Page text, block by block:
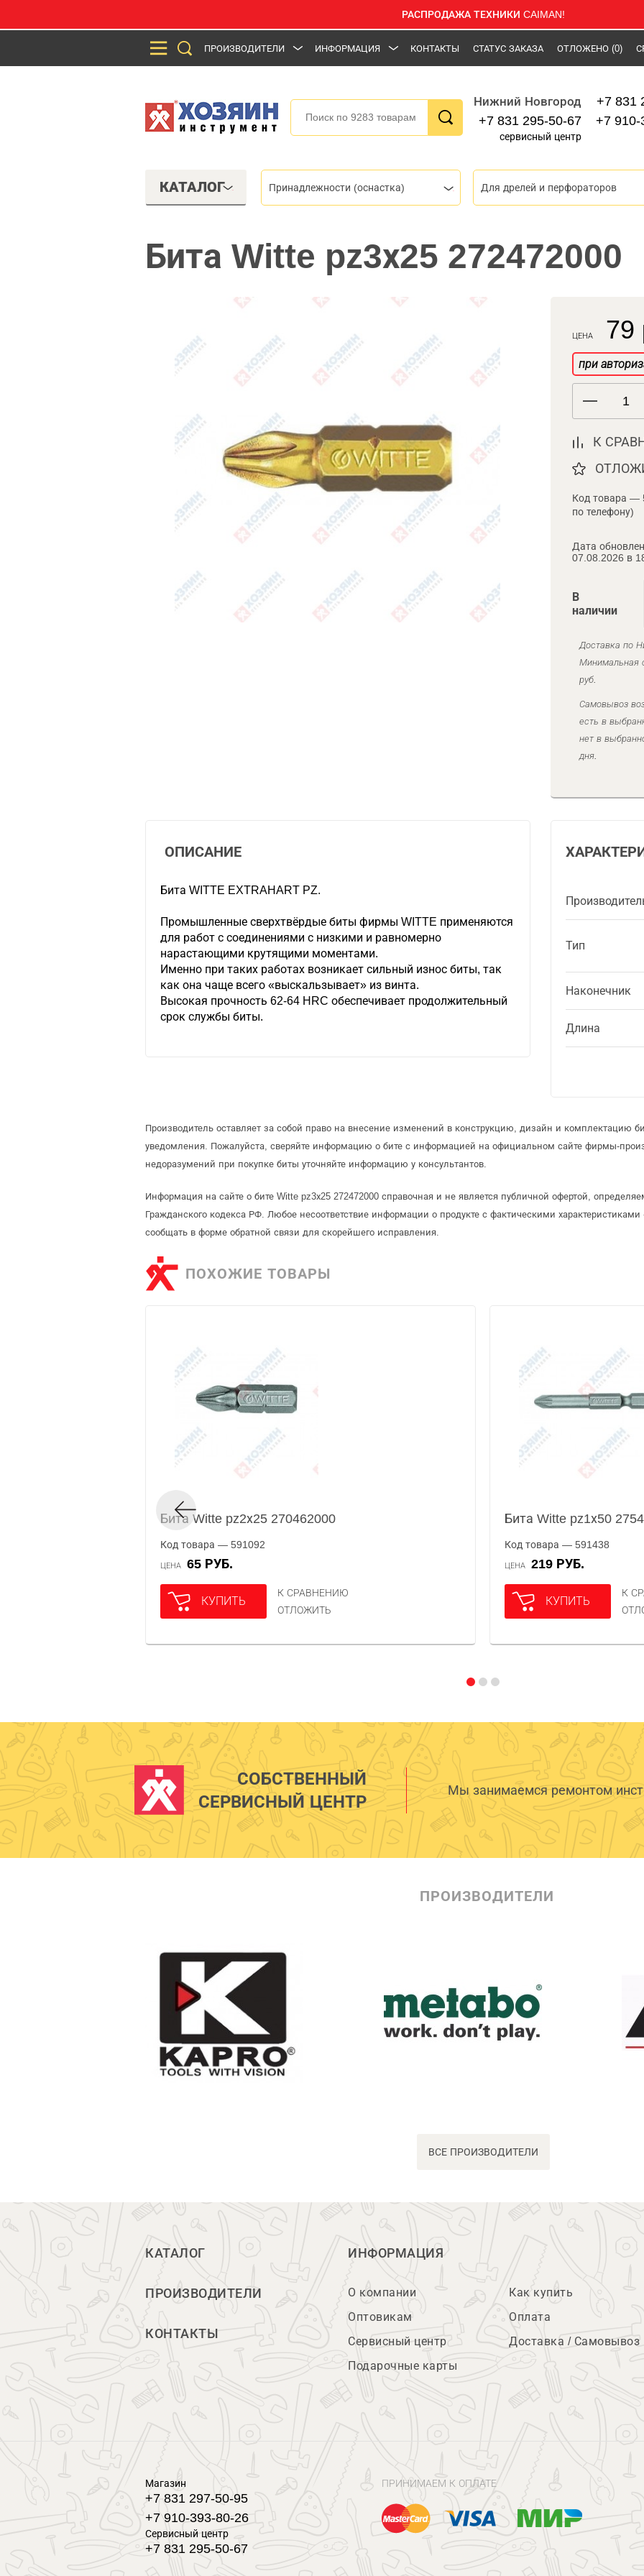
РАСПРОДАЖА ТЕХНИКИ CAIMAN!
ПРОИЗВОДИТЕЛИ ИНФОРМАЦИЯ КОНТАКТЫ СТАТУС ЗАКАЗА ОТЛОЖЕНО (0)
Нижний Новгород
+7 831 295-50-67
сервисный центр
+7 831
+7 910-
КАТАЛОГ Принадлежности (оснастка) Для дрелей и перфораторов
Бита Witte pz3х25 272472000
ЦЕНА 79
при
К
Код товара —
по телефону)
Дата
07.08.2026 в
В
наличии
Доставка по
Минимальная
руб.
Самовывоз
есть в
нет в
дня.
Тип
Наконечник
Длина
ОПИСАНИЕ
Бита WITTE EXTRAHART PZ.
Промышленные сверхтвёрдые биты фирмы WITTE применяются
для работ с соединениями с низкими и равномерно
нарастающими крутящими моментами.
Именно при таких работах возникает сильный износ биты, так
как она чаще всего «выскальзывает» из винта.
Высокая прочность 62-64 HRC обеспечивает продолжительный
срок службы биты.
Производитель оставляет за собой право на внесение изменений в конструкцию, дизайн и комплектацию
уведомления. Пожалуйста, сверяйте информацию о бите с информацией на официальном сайте фирмы-
недоразумений при покупке биты уточняйте информацию у консультантов.
Информация на сайте о бите Witte pz3х25 272472000 справочная и не является публичной офертой,
Гражданского кодекса РФ. Любое несоответствие информации о продукте с фактическими
сообщать в форме обратной связи для скорейшего исправления.
ПОХОЖИЕ ТОВАРЫ
Бита Witte pz2х25 270462000
Код товара — 591092
ЦЕНА 65 РУБ.
КУПИТЬ
К СРАВНЕНИЮ
ОТЛОЖИТЬ
Бита Witte pz1х50
Код товара — 591438
ЦЕНА 219 РУБ.
КУПИТЬ
К
СОБСТВЕННЫЙ
СЕРВИСНЫЙ ЦЕНТР
Мы занимаемся ремонтом
ПРОИЗВОДИТЕЛИ
ВСЕ ПРОИЗВОДИТЕЛИ
КАТАЛОГ
ПРОИЗВОДИТЕЛИ
КОНТАКТЫ
ИНФОРМАЦИЯ
О компании
Оптовикам
Сервисный центр
Подарочные карты
Как купить
Оплата
Доставка / Самовывоз
Магазин
+7 831 297-50-95
+7 910-393-80-26
Сервисный центр
+7 831 295-50-67
ПРИНИМАЕМ К ОПЛАТЕ